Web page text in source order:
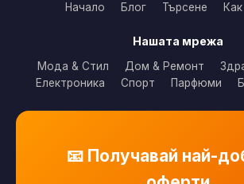
Начало Блог Търсене
Нашата мрежа
Мода & Стил Дом & Ремонт
Електроника
Спорт Парфюми
📧 Получавай най-